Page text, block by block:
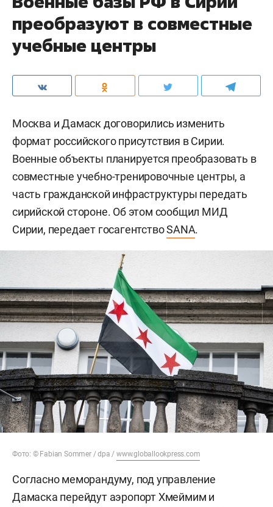
преобразуют в совместные
учебные центры
Москва и Дамаск договорились изменить
формат российского присутствия в Сирии.
Военные объекты планируется преобразовать в
совместные учебно-тренировочные центры, а
часть гражданской инфраструктуры передать
сирийской стороне. Об этом сообщил МИД
Сирии, передает госагентствоSANA.
Фото: © Fabian Sommer / dpa /www.globallookpress.com
Согласно меморандуму, под управление
Дамаска перейдут аэропорт Хмеймим и